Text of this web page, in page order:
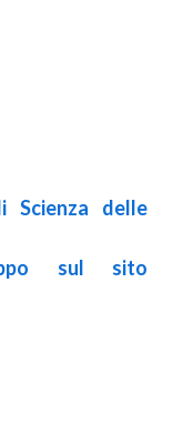
delle
sul sito